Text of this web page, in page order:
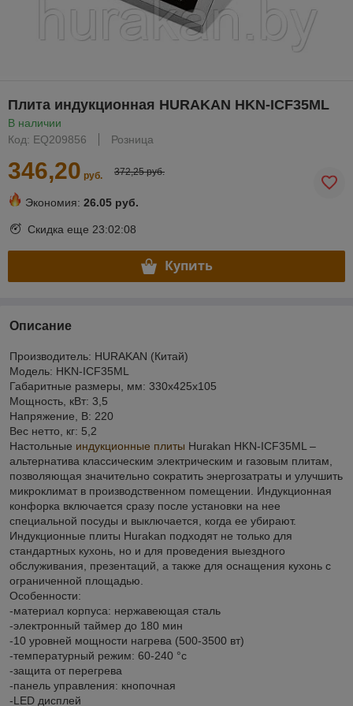
Плита индукционная HURAKAN HKN-ICF35ML
В наличии
Код: EQ209856
Розница
346,20 руб. 372,25 руб.
Экономия: 26.05 руб.
Скидка еще 23:02:07
Купить
Описание
Производитель: HURAKAN (Китай)
Модель: HKN-ICF35ML
Габаритные размеры, мм: 330x425x105
Мощность, кВт: 3,5
Напряжение, В: 220
Вес нетто, кг: 5,2
Настольные индукционные плиты Hurakan HKN-ICF35ML –
альтернатива классическим электрическим и газовым плитам,
позволяющая значительно сократить энергозатраты и улучшить
микроклимат в производственном помещении. Индукционная
конфорка включается сразу после установки на нее
специальной посуды и выключается, когда ее убирают.
Индукционные плиты Hurakan подходят не только для
стандартных кухонь, но и для проведения выездного
обслуживания, презентаций, а также для оснащения кухонь с
ограниченной площадью.
Особенности:
-материал корпуса: нержавеющая сталь
-электронный таймер до 180 мин
-10 уровней мощности нагрева (500-3500 вт)
-температурный режим: 60-240 °с
-защита от перегрева
-панель управления: кнопочная
-LED дисплей